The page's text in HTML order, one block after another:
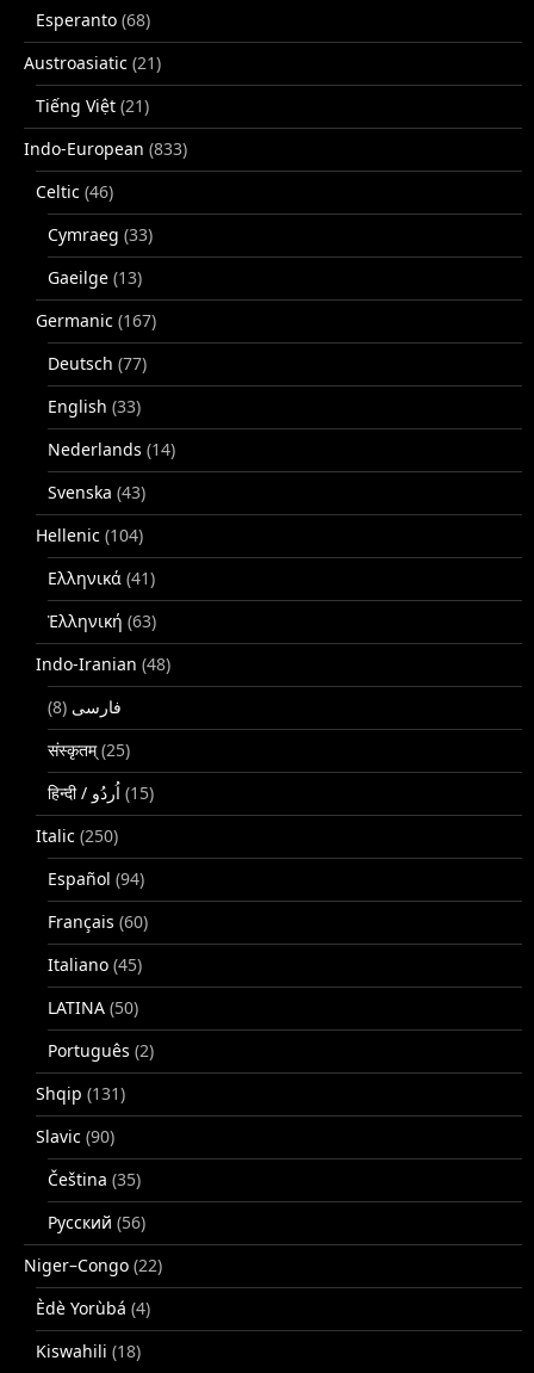
Esperanto (68)
Austroasiatic (21)
Tiếng Việt (21)
Indo-European (833)
Celtic (46)
Cymraeg (33)
Gaeilge (13)
Germanic (167)
Deutsch (77)
English (33)
Nederlands (14)
Svenska (43)
Hellenic (104)
Ελληνικά (41)
Ἑλληνική (63)
Indo-Iranian (48)
فارسی (8)
संस्कृतम्(25)
(15)
Italic (250)
Español (94)
Français (60)
Italiano (45)
LATINA (50)
Português (2)
Shqip (131)
Slavic (90)
Čeština (35)
Русский (56)
Niger–Congo (22)
Èdè Yorùbá (4)
Kiswahili (18)